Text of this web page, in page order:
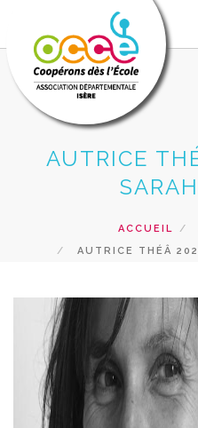
L'OCCE 38
GERER SA COOPERATIVE
SERVICES AUX ADHERENTS
FORMATIONS
RECHERCHER
CONTACT
AUTRICE
ACCUEIL
AUTRICE THÉÂ